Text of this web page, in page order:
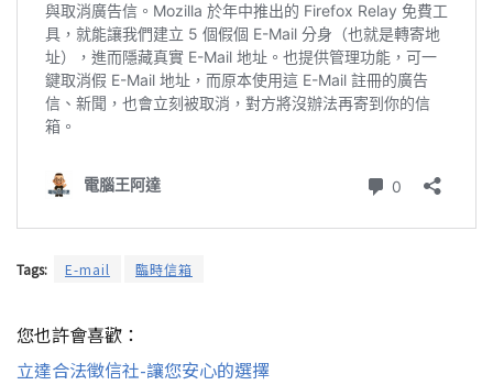
Tags: E-mail 臨時信箱
您也許會喜歡：
立達合法徵信社-讓您安心的選擇